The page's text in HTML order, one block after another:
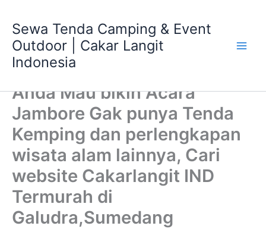
content
Sewa Tenda Camping & Event
Outdoor | Cakar Langit
Indonesia
Anda Mau bikin Acara
Jambore Gak punya Tenda
Kemping dan perlengkapan
wisata alam lainnya, Cari
website Cakarlangit IND
Termurah di
Galudra,Sumedang